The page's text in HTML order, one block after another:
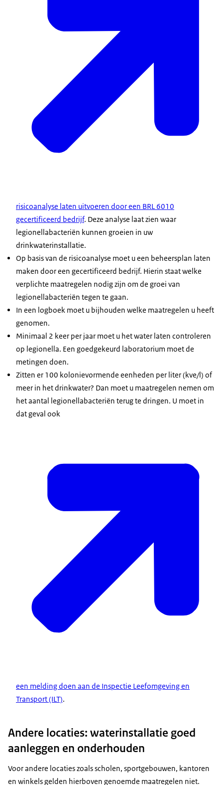
risicoanalyse laten uitvoeren door een BRL 6010
gecertificeerd bedrijf. Deze analyse laat zien waar
legionellabacteriën kunnen groeien in uw
drinkwaterinstallatie.
Op basis van de risicoanalyse moet u een beheersplan laten
maken door een gecertificeerd bedrijf. Hierin staat welke
verplichte maatregelen nodig zijn om de groei van
legionellabacteriën tegen te gaan.
In een logboek moet u bijhouden welke maatregelen u heeft
genomen.
Minimaal 2 keer per jaar moet u het water laten controleren
op legionella. Een goedgekeurd laboratorium moet de
metingen doen.
Zitten er 100 kolonievormende eenheden per liter (kve/l) of
meer in het drinkwater? Dan moet u maatregelen nemen om
het aantal legionellabacteriën terug te dringen. U moet in
dat geval ook
een melding doen aan de Inspectie Leefomgeving en
Transport (ILT).
Andere locaties: waterinstallatie goed
aanleggen en onderhouden
Voor andere locaties zoals scholen, sportgebouwen, kantoren
en winkels gelden hierboven genoemde maatregelen niet.